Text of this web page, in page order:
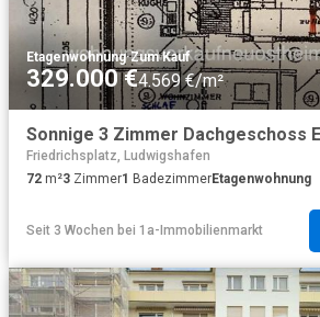
Etagenwohnung·Zum Kauf
329.000 €4.569 €/m²
Friedrichsplatz, Ludwigshafen
72 m²3 Zimmer1 BadezimmerEtagenwohnung
Seit 3 Wochen bei 1a-Immobilienmarkt